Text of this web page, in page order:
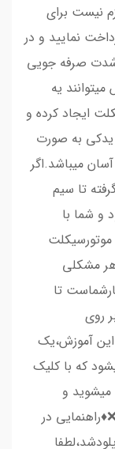
نیست برای
نمایید و در
شدت صرفه جویی
یه
ایجاد کرده و
یدکی به صورت
میباشد.اگر
تا سیم
و شما با
موتورسیکلت
مشکلی
تا
روی
آموزش،یک
که با کلیک
و
در